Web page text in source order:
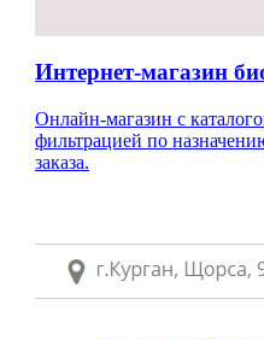
Интернет-магазин
Онлайн-магазин с
фильтрацией по
заказа.